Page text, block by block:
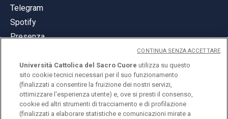
Telegram
Spotify
Presenza
© Università Cattolica del Sacro Cuore
Largo A. Gemelli 1, 20123 Milano
Università Cattolica del Sacro Cuore utilizza su questo
sito cookie tecnici necessari per il suo funzionamento
(finalizzati a consentire la fruizione dei nostri servizi,
ottimizzare l'esperienza utente) e, ove si presti il consenso,
cookie ed altri strumenti di tracciamento e di profilazione
(finalizzati a elaborare statistiche e comunicazioni mirate a
CONTINUA SENZA ACCETTARE